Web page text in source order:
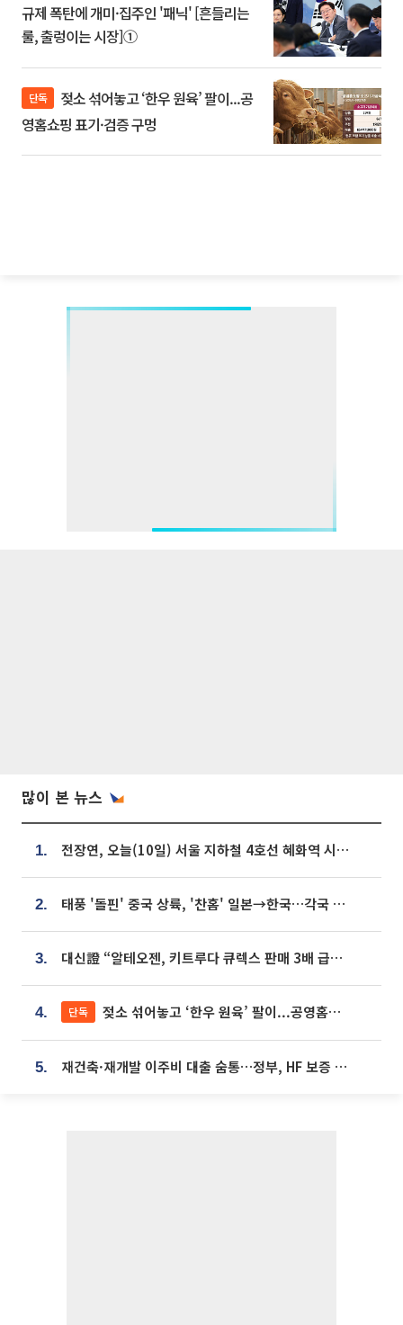
규제 폭탄에 개미·집주인 '패닉' [흔들리는
룰, 출렁이는 시장]①
단독
영홈쇼핑 표기·검증 구멍
많이 본 뉴스
1. 전장연, 오늘(10일) 서울 지하철 4호선 혜화역 시위…1호선 용산역 무정차
2. 태풍 '돌핀' 중국 상륙, '찬홈' 일본→한국…각국 기상청 예상 경로는?
3. 대신證 “알테오젠, 키트루다 큐렉스 판매 3배 급증…목표가 41만원 상향”
4. 단독 젖소 섞어놓고 ‘한우 원육’ 팔이...공영홈쇼핑 표기·검증 구멍
5. 재건축·재개발 이주비 대출 숨통…정부, HF 보증 신설 추진